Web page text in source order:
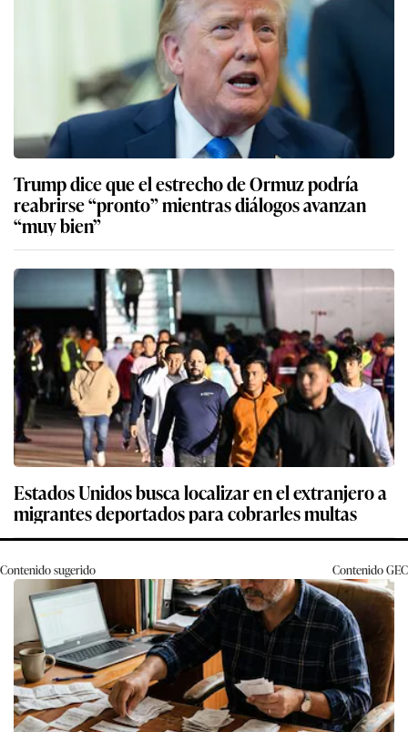
Trump dice que el estrecho de Ormuz podría
reabrirse “pronto” mientras diálogos avanzan
“muy bien”
Estados Unidos busca localizar en el extranjero a
migrantes deportados para cobrarles multas
Contenido sugerido ContenidoGEC